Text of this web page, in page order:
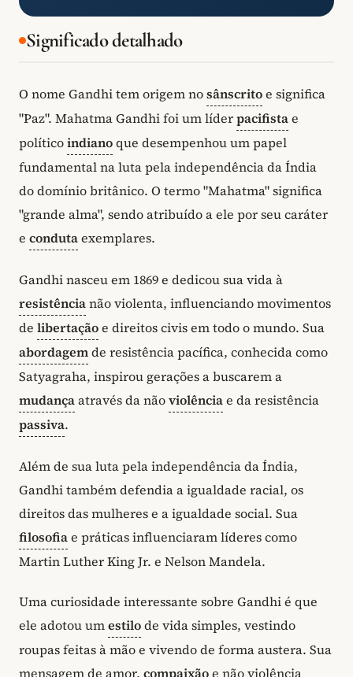
Significado detalhado
O nome Gandhi tem origem nosânscritoe significa
"Paz". Mahatma Gandhi foi um líderpacifistae
políticoindianoque desempenhou um papel
fundamental na luta pela independência da Índia
do domínio britânico. O termo "Mahatma" significa
"grande alma", sendo atribuído a ele por seu caráter
e condutaexemplares.
Gandhi nasceu em 1869 e dedicou sua vida à
resistêncianão violenta, influenciando movimentos
de libertaçãoe direitos civis em todo o mundo. Sua
abordagemde resistência pacífica, conhecida como
Satyagraha, inspirou gerações a buscarem a
mudançaatravés da nãoviolênciae da resistência
passiva.
Além de sua luta pela independência da Índia,
Gandhi também defendia a igualdade racial, os
direitos das mulheres e a igualdade social. Sua
filosofiae práticas influenciaram líderes como
Martin Luther King Jr. e Nelson Mandela.
Uma curiosidade interessante sobre Gandhi é que
ele adotou umestilode vida simples, vestindo
roupas feitas à mão e vivendo de forma austera. Sua
mensagem de amor, compaixãoe não violência